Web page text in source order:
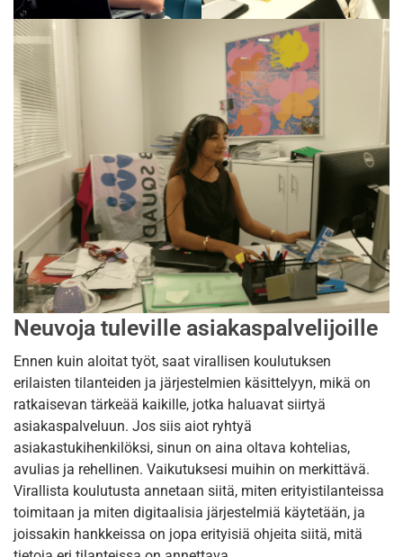
Neuvoja tuleville asiakaspalvelijoille
Ennen kuin aloitat työt, saat virallisen koulutuksen
erilaisten tilanteiden ja järjestelmien käsittelyyn, mikä on
ratkaisevan tärkeää kaikille, jotka haluavat siirtyä
asiakaspalveluun. Jos siis aiot ryhtyä
asiakastukihenkilöksi, sinun on aina oltava kohtelias,
avulias ja rehellinen. Vaikutuksesi muihin on merkittävä.
Virallista koulutusta annetaan siitä, miten erityistilanteissa
toimitaan ja miten digitaalisia järjestelmiä käytetään, ja
joissakin hankkeissa on jopa erityisiä ohjeita siitä, mitä